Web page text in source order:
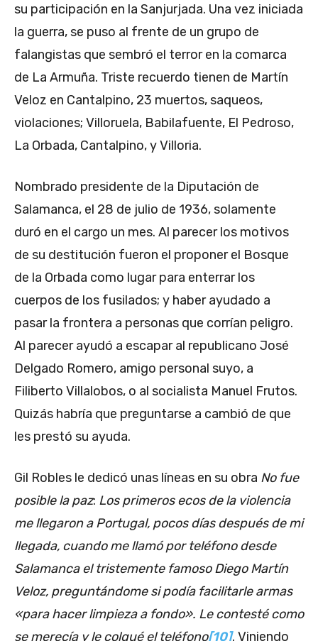
su participación en la Sanjurjada. Una vez iniciada
la guerra, se puso al frente de un grupo de
falangistas que sembró el terror en la comarca
de La Armuña. Triste recuerdo tienen de Martín
Veloz en Cantalpino, 23 muertos, saqueos,
violaciones; Villoruela, Babilafuente, El Pedroso,
La Orbada, Cantalpino, y Villoria.
Nombrado presidente de la Diputación de
Salamanca, el 28 de julio de 1936, solamente
duró en el cargo un mes. Al parecer los motivos
de su destitución fueron el proponer el Bosque
de la Orbada como lugar para enterrar los
cuerpos de los fusilados; y haber ayudado a
pasar la frontera a personas que corrían peligro.
Al parecer ayudó a escapar al republicano José
Delgado Romero, amigo personal suyo, a
Filiberto Villalobos, o al socialista Manuel Frutos.
Quizás habría que preguntarse a cambió de que
les prestó su ayuda.
Gil Robles le dedicó unas líneas en su obra No fue
posible la paz: Los primeros ecos de la violencia
me llegaron a Portugal, pocos días después de mi
llegada, cuando me llamó por teléfono desde
Salamanca el tristemente famoso Diego Martín
Veloz, preguntándome si podía facilitarle armas
«para hacer limpieza a fondo». Le contesté como
se merecía y le colgué el teléfono[10]. Viniendo